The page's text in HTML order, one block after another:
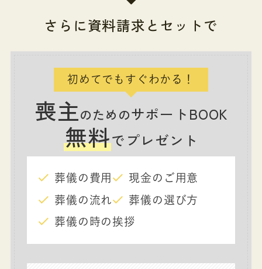
さらに資料請求とセットで
初めてでもすぐわかる！
喪主のためのサポートBOOK
無料でプレゼント
葬儀の費用
現金のご用意
葬儀の流れ
葬儀の選び方
葬儀の時の挨拶